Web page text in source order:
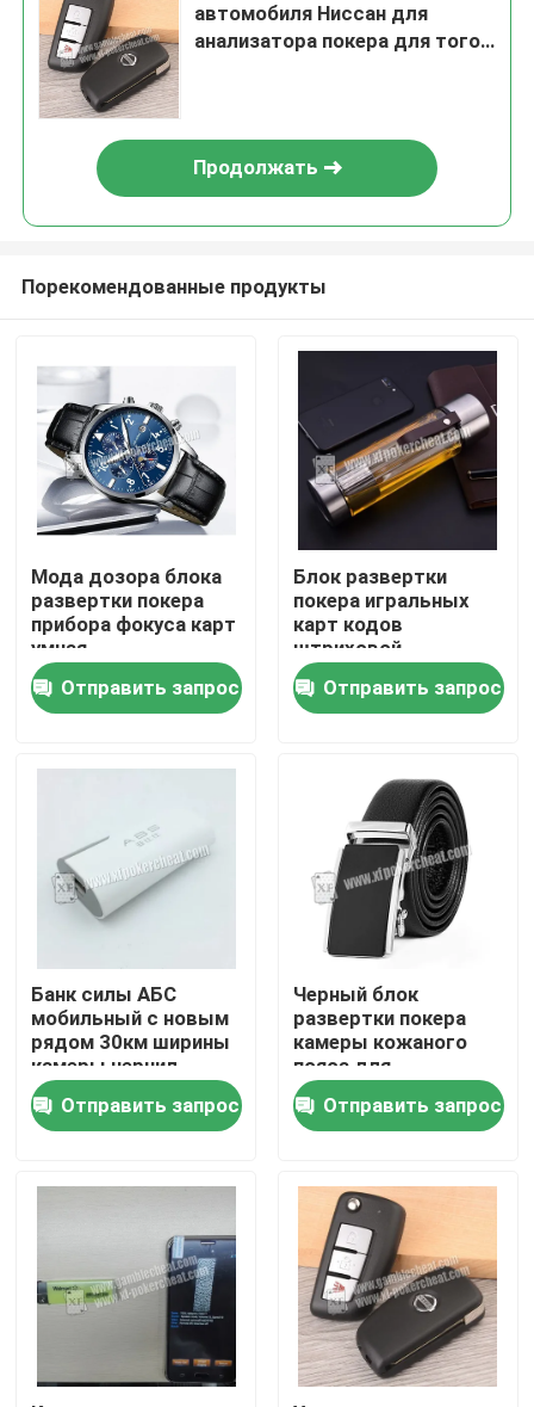
Домой
Видеозаписи
Экскурсия по заводу
Контроль качества
Запросите цитату
Незримые играя карточки
автомобиля Ниссан для
анализатора покера для того
Продолжать
Порекомендованные продукты
Мода дозора блока
развертки покера
прибора фокуса карт
умная
водоустойчивая/
прибор азартных игр
Отправить запрос
Блок развертки
покера игральных
карт кодов
штриховой
маркировки,
пластиковая камера
чашки воды
Отправить запрос
Банк силы АБС
мобильный с новым
рядом 30км ширины
камеры чернил
Отправить запрос
Черный блок
развертки покера
камеры кожаного
пояса для
невидимых
игральных карт
кодов штриховой
маркированных
Отправить запрос